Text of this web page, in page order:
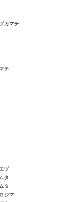
カマチ
チ
ヅ
タ
タ
ジマ